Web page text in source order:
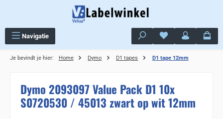
Navigatie Je hebt 0 items op
Je bevindt je hier: Home Dymo D1 tapes D1 tape 12mm
Dymo 2093097 Value Pack D1 10x
S0720530 / 45013 zwart op wit 12mm